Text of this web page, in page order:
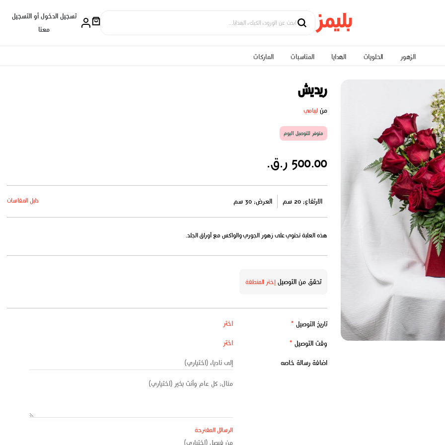
تسجيل الدخول أو التسجيل
معنا
الزهور الحلويات الهدايا المناسبات الماركات
ريديش
منلیبامي
متوفر للتوصيل اليوم
500.00 ر.ق.
الارتفاع: 20 سم العرض: 30 سم دليل المقاسات
هذه العلبة تحتوي على زهور الجوري والواكس مع أوراق الجلد.
تحقق من التوصيلإختر المنطقة
تاريخ التوصيل *
وقت التوصيل *
اضافة رسالة خاصه
الرسائل المقترحة